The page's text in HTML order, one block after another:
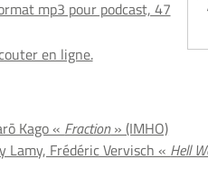
mp3 pour podcast, 47
en ligne.
Kago « Fraction» (IMHO)
Lamy, Frédéric Vervisch « Hell